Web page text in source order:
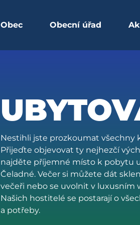
Obec Obecní úřad
Nestihli jste prozkoumat všechny
Přijeďte objevovat ty nejhezčí
najděte příjemné místo k pobytu
Čeladné. Večer si můžete dát
večeři nebo se uvolnit v luxusním
Našich hostitelé se postarají o
a potřeby.